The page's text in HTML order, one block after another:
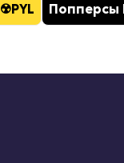
☢️PYL Попперсы